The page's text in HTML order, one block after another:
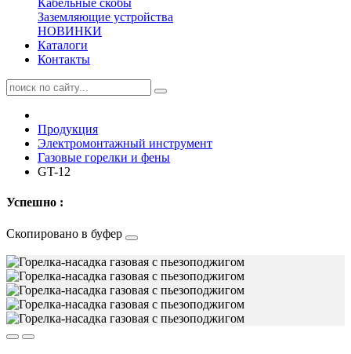
Кабельные скобы
Заземляющие устройства
НОВИНКИ
Каталоги
Контакты
Продукция
Электромонтажный инструмент
Газовые горелки и фены
GT-12
Успешно :
Скопировано в буфер